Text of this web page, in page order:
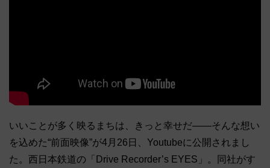
いいことが多く映るまちは、きっと幸せだ――そんな想い
を込めた“前面映像”が4月26日、Youtubeに公開されまし
た。西日本鉄道の「Drive Recorder’s EYES」。同社がす